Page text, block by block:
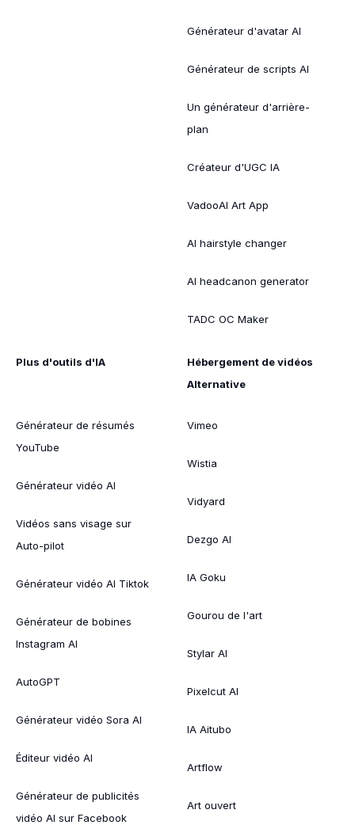
Générateur d'avatar AI
Générateur de scripts AI
Un générateur d'arrière-
plan
Créateur d'UGC IA
VadooAI Art App
AI hairstyle changer
AI headcanon generator
TADC OC Maker
Plus d'outils d'IA
Générateur de résumés
YouTube
Générateur vidéo AI
Vidéos sans visage sur
Auto-pilot
Générateur vidéo AI Tiktok
Générateur de bobines
Instagram AI
AutoGPT
Générateur vidéo Sora AI
Éditeur vidéo AI
Générateur de publicités
vidéo AI sur Facebook
Hébergement de vidéos
Alternative
Vimeo
Wistia
Vidyard
Dezgo AI
IA Goku
Gourou de l'art
Stylar AI
Pixelcut AI
IA Aitubo
Artflow
Art ouvert